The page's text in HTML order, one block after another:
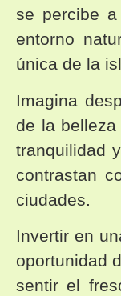
se percibe
entorno
única de la
Imagina
de la
tranquilidad
contrastan
ciudades.
Invertir en
oportunidad
sentir el